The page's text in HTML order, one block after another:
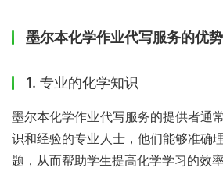
墨尔本化学作业代写服务的优势
1. 专业的化学知识
墨尔本化学作业代写服务的提供者通
识和经验的专业人士，他们能够准确
题，从而帮助学生提高化学学习的效率